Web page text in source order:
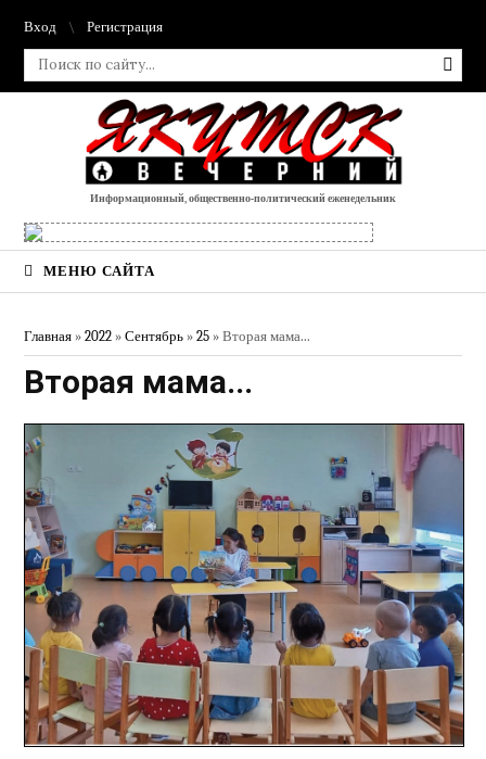
Вход Регистрация
Информационный, общественно-политический еженедельник
МЕНЮ САЙТА
Главная »2022 » Сентябрь » 25 » Вторая мама...
Вторая мама...